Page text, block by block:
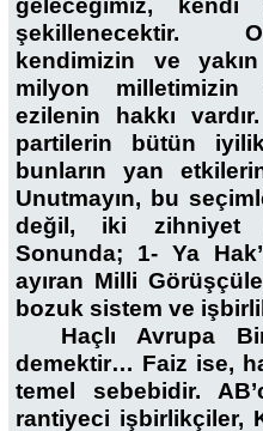
geleceğimiz,
şekillenecektir.
kendimizin ve
milyon
ezilenin hakkı
partilerin bütün
bunların yan
Unutmayın, bu
değil, iki zihniyet
Sonunda; 1- Ya
ayıran Milli
bozuk sistem ve
Haçlı Avrupa
demektir… Faiz ise,
temel sebebidir.
rantiyeci işbirlikçiler,